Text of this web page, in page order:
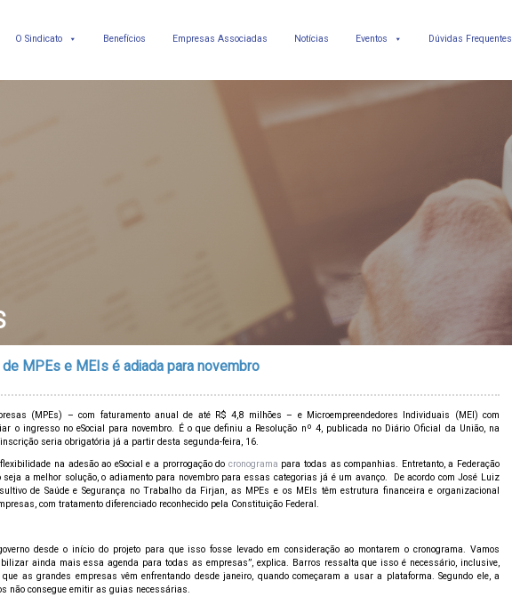
O Sindicato Benefícios Empresas Associadas Notícias Eventos Dúvidas Frequentes
MPEs e MEIs é adiada para novembro
(MPEs) – com faturamento anual de até R$ 4,8 milhões – e Microempreendedores Individuais (MEI) com
o ingresso no eSocial para novembro. É o que definiu a Resolução nº 4, publicada no Diário Oficial da União, na
seria obrigatória já a partir desta segunda-feira, 16.
na adesão ao eSocial e a prorrogação do cronograma para todas as companhias. Entretanto, a Federação
seja a melhor solução, o adiamento para novembro para essas categorias já é um avanço. De acordo com José Luiz
de Saúde e Segurança no Trabalho da Firjan, as MPEs e os MEIs têm estrutura financeira e organizacional
com tratamento diferenciado reconhecido pela Constituição Federal.
desde o início do projeto para que isso fosse levado em consideração ao montarem o cronograma. Vamos
ainda mais essa agenda para todas as empresas”, explica. Barros ressalta que isso é necessário, inclusive,
as grandes empresas vêm enfrentando desde janeiro, quando começaram a usar a plataforma. Segundo ele, a
não consegue emitir as guias necessárias.